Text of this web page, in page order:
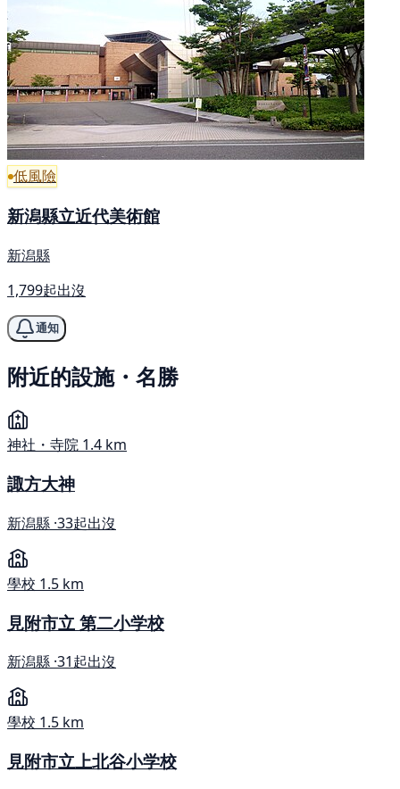
低風險
新潟縣立近代美術館
新潟縣
1,799起出沒
通知
附近的設施・名勝
神社・寺院 1.4 km
諏方大神
新潟縣 ·33起出沒
學校 1.5 km
見附市立 第二小学校
新潟縣 ·31起出沒
學校 1.5 km
見附市立上北谷小学校